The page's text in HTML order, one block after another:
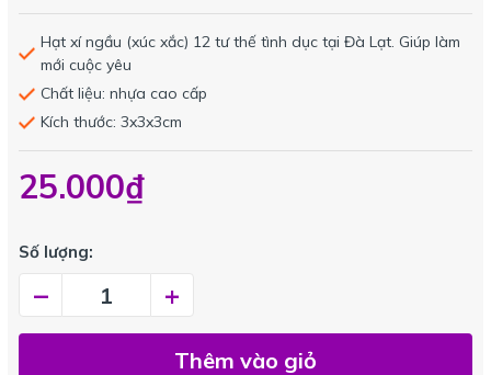
Hạt xí ngầu (xúc xắc) 12 tư thế tình dục tại Đà Lạt. Giúp làm
mới cuộc yêu
Chất liệu: nhựa cao cấp
Kích thước: 3x3x3cm
25.000₫
Số lượng:
– +
Thêm vào giỏ